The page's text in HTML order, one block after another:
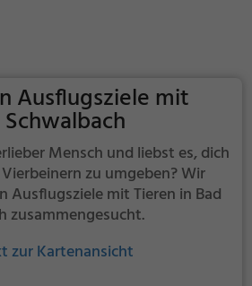
Ausflugsziele mit
Mensch und liebst es, dich
zu umgeben? Wir
Ausflugsziele mit Tieren in Bad
zusammengesucht.
zur Kartenansicht